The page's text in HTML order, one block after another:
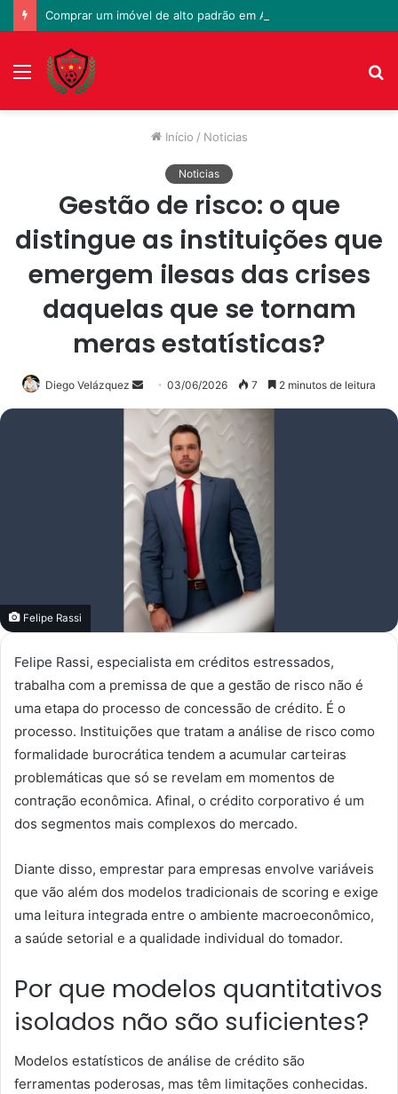
Menu
Início / Noticias
Noticias
Gestão de risco: o que
distingue as instituições que
emergem ilesas das crises
daquelas que se tornam
meras estatísticas?
Diego Velázquez
Mande
um
03/06/2026 7 2 minutos de leitura
Felipe Rassi
Felipe Rassi, especialista em créditos estressados,
trabalha com a premissa de que a gestão de risco não é
uma etapa do processo de concessão de crédito. É o
processo. Instituições que tratam a análise de risco como
formalidade burocrática tendem a acumular carteiras
problemáticas que só se revelam em momentos de
contração econômica. Afinal, o crédito corporativo é um
dos segmentos mais complexos do mercado.
Diante disso, emprestar para empresas envolve variáveis
que vão além dos modelos tradicionais de scoring e exige
uma leitura integrada entre o ambiente macroeconômico,
a saúde setorial e a qualidade individual do tomador.
Por que modelos quantitativos
isolados não são suficientes?
Modelos estatísticos de análise de crédito são
ferramentas poderosas, mas têm limitações conhecidas.